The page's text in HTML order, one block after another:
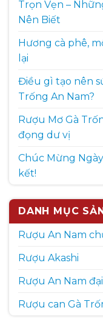
Trọn Vẹn –
Nên Biết
Hương cà phê,
lại
Điều gì tạo nên
Trống An Nam?
Rượu Mơ Gà
đọng dư vị
Chúc Mừng
kết!
DANH MỤC
Rượu An Nam
Rượu Akashi
Rượu An Nam
Rượu can Gà